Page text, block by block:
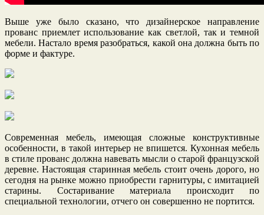
Выше уже было сказано, что дизайнерское направление
прованс приемлет использование как светлой, так и темной
мебели. Настало время разобраться, какой она должна быть по
форме и фактуре.
Современная мебель, имеющая сложные конструктивные
особенности, в такой интерьер не впишется. Кухонная мебель
в стиле прованс должна навевать мысли о старой французской
деревне. Настоящая старинная мебель стоит очень дорого, но
сегодня на рынке можно приобрести гарнитуры, с имитацией
старины. Состаривание материала происходит по
специальной технологии, отчего он совершенно не портится.